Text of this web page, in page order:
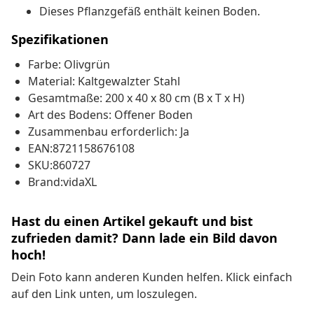
Dieses Pflanzgefäß enthält keinen Boden.
Spezifikationen
Farbe: Olivgrün
Material: Kaltgewalzter Stahl
Gesamtmaße: 200 x 40 x 80 cm (B x T x H)
Art des Bodens: Offener Boden
Zusammenbau erforderlich: Ja
EAN:8721158676108
SKU:860727
Brand:vidaXL
Hast du einen Artikel gekauft und bist
zufrieden damit? Dann lade ein Bild davon
hoch!
Dein Foto kann anderen Kunden helfen. Klick einfach
auf den Link unten, um loszulegen.